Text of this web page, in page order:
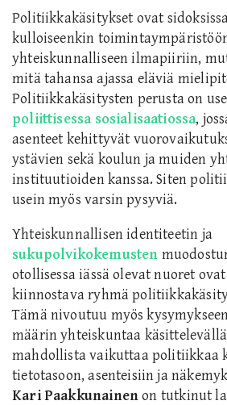
Politiikkakäsitykset ovat
kulloiseenkin
yhteiskunnalliseen ilmapiiriin,
mitä tahansa ajassa eläviä
Politiikkakäsitysten perusta on
poliittisessa sosialisaatiossa,
asenteet kehittyvät
ystävien sekä koulun ja muiden
instituutioiden kanssa. Siten
usein myös varsin pysyviä.
Yhteiskunnallisen identiteetin ja
sukupolvikokemusten
otollisessa iässä olevat nuoret
kiinnostava ryhmä
Tämä nivoutuu myös
määrin yhteiskuntaa käsittelevällä
mahdollista vaikuttaa politiikkaa
tietotasoon, asenteisiin ja
Kari Paakkunainenon tutkinut